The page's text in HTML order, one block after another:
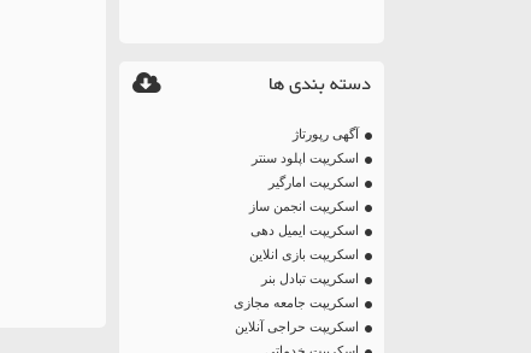
دسته بندی ها
آگهی رپورتاژ
اسکریپت اپلود سنتر
اسکریپت امارگیر
اسکریپت انجمن ساز
اسکریپت ایمیل دهی
اسکریپت بازی انلاین
اسکریپت تبادل بنر
اسکریپت جامعه مجازی
اسکریپت حراجی آنلاین